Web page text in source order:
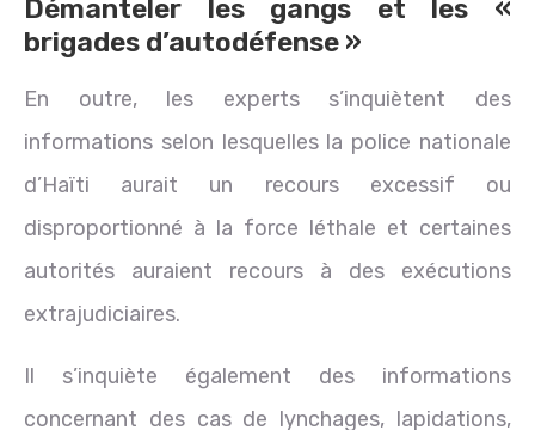
Démanteler les gangs et les «
brigades d’autodéfense »
En outre, les experts s’inquiètent des
informations selon lesquelles la police nationale
d’Haïti aurait un recours excessif ou
disproportionné à la force léthale et certaines
autorités auraient recours à des exécutions
extrajudiciaires.
Il s’inquiète également des informations
concernant des cas de lynchages, lapidations,